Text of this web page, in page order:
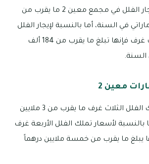
تبلغ متوسط إيجار الفلل في مجمع معين 2 ما يقرب من
إماراتي في السنة، أما بالنسبة لإيجار الفلل
المكونة من ثلاث غرف فإنها تبلغ ما يقرب من 184 ألف
السنة.
معين 2
تبلغ أسعار تملك الفلل الثلاث غرف ما يقرب من 3 ملايين
بالنسبة لأسعار تملك الفلل الأربعة غرف
يبلغ ما يقرب من خمسة ملايين درهماً